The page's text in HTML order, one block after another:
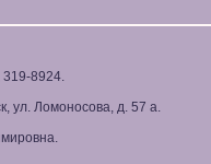
8924.
ул. Ломоносова, д. 57 а.